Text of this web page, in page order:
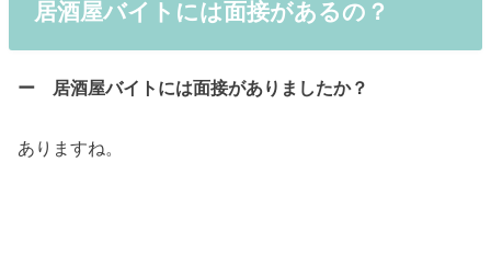
居酒屋バイトには面接があるの？
ー 居酒屋バイトには面接がありましたか？
ありますね。